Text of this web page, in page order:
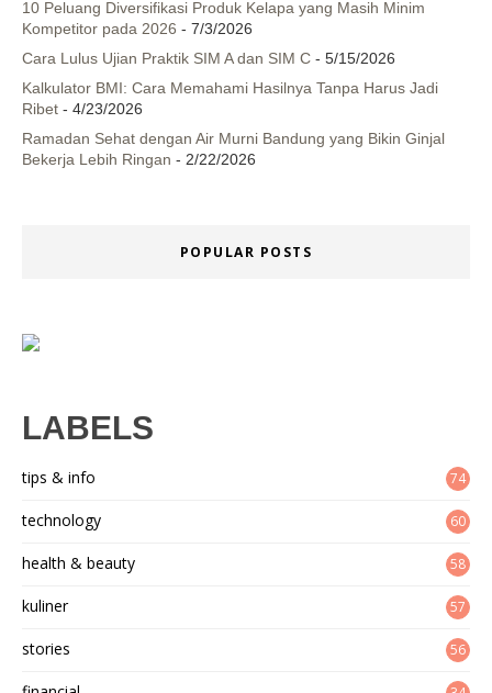
10 Peluang Diversifikasi Produk Kelapa yang Masih Minim
Kompetitor pada 2026 - 7/3/2026
Cara Lulus Ujian Praktik SIM A dan SIM C - 5/15/2026
Kalkulator BMI: Cara Memahami Hasilnya Tanpa Harus Jadi
Ribet - 4/23/2026
Ramadan Sehat dengan Air Murni Bandung yang Bikin Ginjal
Bekerja Lebih Ringan - 2/22/2026
POPULAR POSTS
LABELS
tips & info 74
technology 60
health & beauty 58
kuliner 57
stories 56